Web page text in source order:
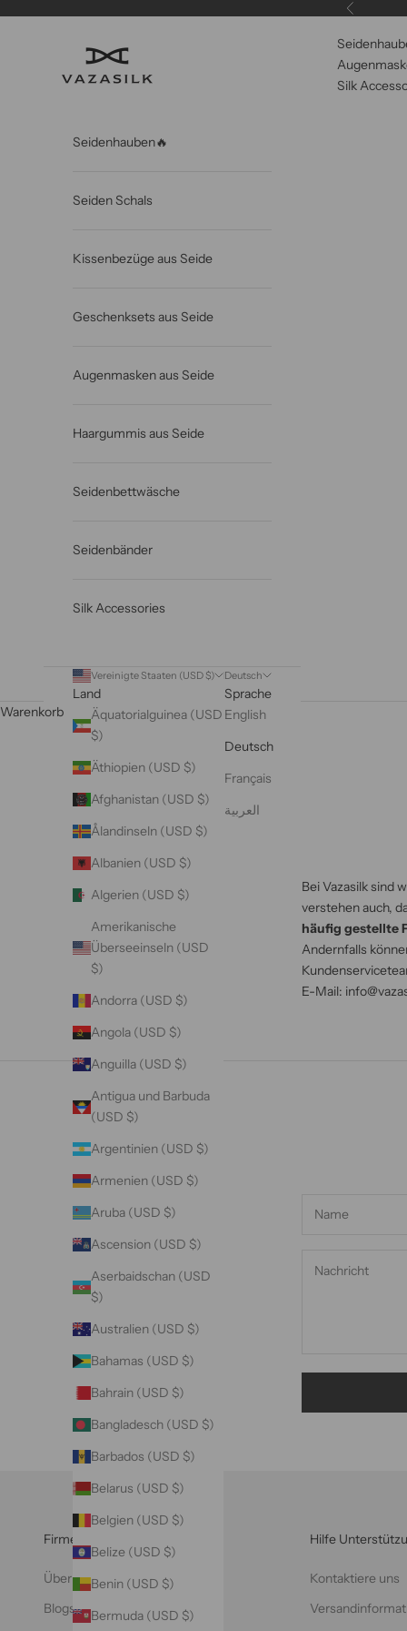
Zurück
VAZASILK
Silk
Seidenhauben🔥
Seiden Schals
Kissenbezüge aus Seide
Geschenksets aus Seide
Augenmasken aus Seide
Haargummis aus Seide
Seidenbettwäsche
Seidenbänder
Silk Accessories
Vereinigte Staaten (USD $)
Land
Äquatorialguinea (USD
$)
Äthiopien (USD $)
Afghanistan (USD $)
Ålandinseln (USD $)
Albanien (USD $)
Algerien (USD $)
Amerikanische
Überseeinseln (USD
$)
Andorra (USD $)
Angola (USD $)
Anguilla (USD $)
Antigua und Barbuda
(USD $)
Argentinien (USD $)
Armenien (USD $)
Aruba (USD $)
Ascension (USD $)
Aserbaidschan (USD
$)
Australien (USD $)
Bahamas (USD $)
Bahrain (USD $)
Bangladesch (USD $)
Barbados (USD $)
Belarus (USD $)
Belgien (USD $)
Belize (USD $)
Benin (USD $)
Bermuda (USD $)
Deutsch
Sprache
English
Deutsch
Français
العربية
Warenkorb
Bei Vazasilk sind
verstehen auch,
häufig gestellte
Andernfalls
E-Mail:
Firmeninfo
Über VAZASILK
Blogs
Hilfe
Kontaktiere uns